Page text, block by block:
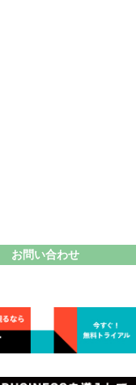
お問い合わせ